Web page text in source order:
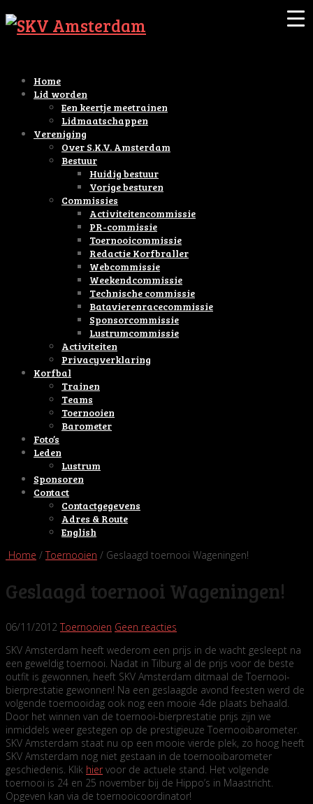
Home
Lid worden
Een keertje meetrainen
Lidmaatschappen
Vereniging
Over S.K.V. Amsterdam
Bestuur
Huidig bestuur
Vorige besturen
Commissies
Activiteitencommissie
PR-commissie
Toernooicommissie
Redactie Korfbraller
Webcommissie
Weekendcommissie
Technische commissie
Batavierenracecommissie
Sponsorcommissie
Lustrumcommissie
Activiteiten
Privacyverklaring
Korfbal
Trainen
Teams
Toernooien
Barometer
Foto’s
Leden
Lustrum
Sponsoren
Contact
Contactgegevens
Adres & Route
English
Home / Toernooien / Geslaagd toernooi Wageningen!
Geslaagd toernooi Wageningen!
06/11/2012 Toernooien Geen reacties
SKV Amsterdam heeft wederom een prijs in de wacht gesleept na
een geweldig toernooi. Nadat in Tilburg al de prijs voor de beste
outfit is gewonnen, heeft SKV Amsterdam ditmaal de Toernooi-
bierprestatie gewonnen! Na een geslaagde avond feesten werd de
volgende toernooidag ook nog een mooie 4de plaats behaald.
Door het winnen van de toernooi-bierprestatie prijs zijn we
inmiddels weer gestegen op de prestigieuze Toernooibarometer.
SKV Amsterdam staat nu op een mooie vierde plek, zo hoog heeft
SKV Amsterdam nog niet gestaan in de toernooibarometer
geschiedenis. Klik hiervoor de actuele stand. Het volgende
toernooi is 24 en 25 november bij de Hippo’s in Maastricht.
Opgeven kan via de toernooicoordinator!